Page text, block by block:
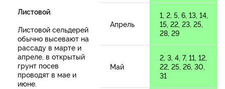
Листовой.
Листовой сельдерей
обычно высевают на
рассаду в марте и
апреле, в открытый
грунт посев
проводят в мае и
июне.
Апрель
1, 2, 5, 6, 13, 14,
15, 22, 23, 25,
28, 29
Май
2, 3, 4, 7, 11, 12,
22, 25, 26, 30,
31